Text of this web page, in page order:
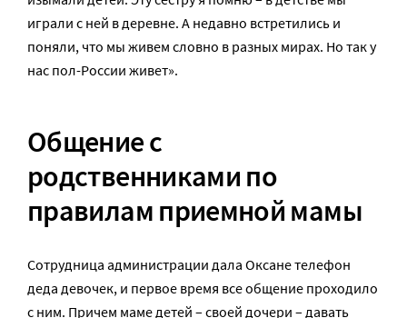
играли с ней в деревне. А недавно встретились и
поняли, что мы живем словно в разных мирах. Но так у
нас пол-России живет».
Общение с
родственниками по
правилам приемной мамы
Сотрудница администрации дала Оксане телефон
деда девочек, и первое время все общение проходило
с ним. Причем маме детей – своей дочери – давать